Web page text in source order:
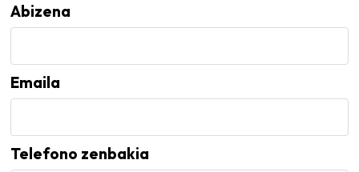
Abizena
Emaila
Telefono zenbakia